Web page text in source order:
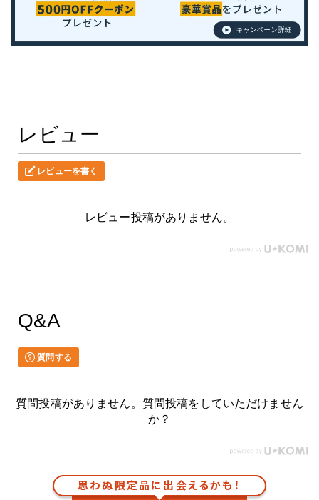
レビュー
レビューを書く
レビュー投稿がありません。
Q&A
質問する
質問投稿がありません。質問投稿をしていただけません
か？
思わぬ限定品に出会えるかも！